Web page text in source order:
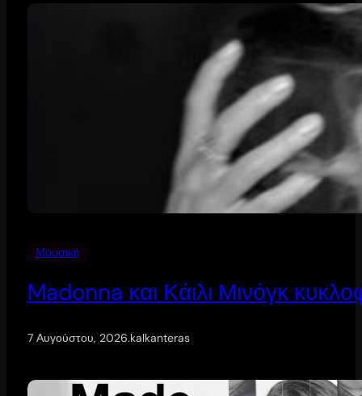
Μουσική
Madonna και Κάιλι Μινόγκ
7 Αυγούστου, 2026.kalkanteras